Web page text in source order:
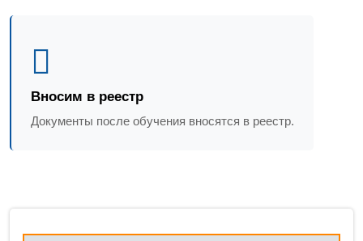
Вносим в реестр
Документы после обучения вносятся в реестр.